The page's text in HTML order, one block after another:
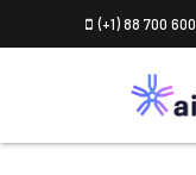
(+1) 88 700 600